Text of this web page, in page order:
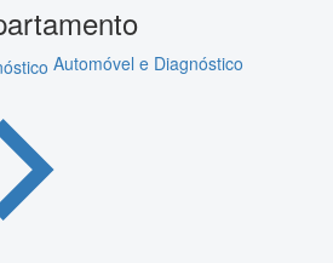
Automóvel e Diagnóstico